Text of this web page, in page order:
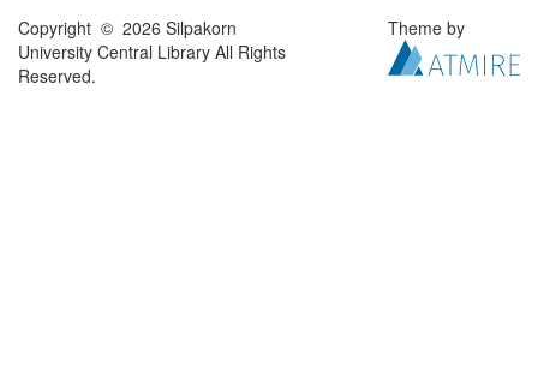
Copyright © 2026 Silpakorn
University Central Library All Rights
Reserved.
Theme by